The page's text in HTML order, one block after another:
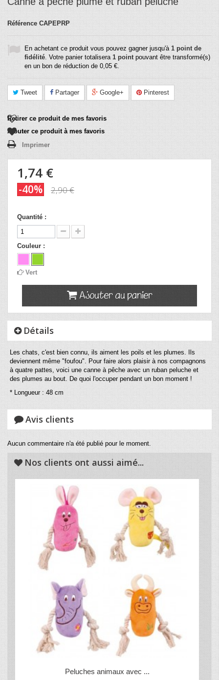
Référence CAPEPRP
En achetant ce produit vous pouvez gagner jusqu'à 1 point de
fidélité . Votre panier totalisera 1 pointpouvant être transformé(s)
en un bon de réduction de 0,05 €
Tweet Partager Google+ Pinterest
Retirer ce produit de mes favoris
Ajouter ce produit à mes favoris
Imprimer
1,74 €
-40% 2,90 €
Quantité :
Couleur :
Vert
Ajouter au panier
Détails
Les chats, c'est bien connu, ils aiment les poils et les plumes. Ils
deviennent même "foufou". Pour faire alors plaisir à nos compagnons
à quatre pattes, voici une canne à pêche avec un ruban peluche et
des plumes au bout. De quoi l'occuper pendant un bon moment !
* Longueur : 48 cm
Avis clients
Aucun commentaire n'a été publié pour le moment.
Nos clients ont aussi aimé...
Peluches animaux avec ...